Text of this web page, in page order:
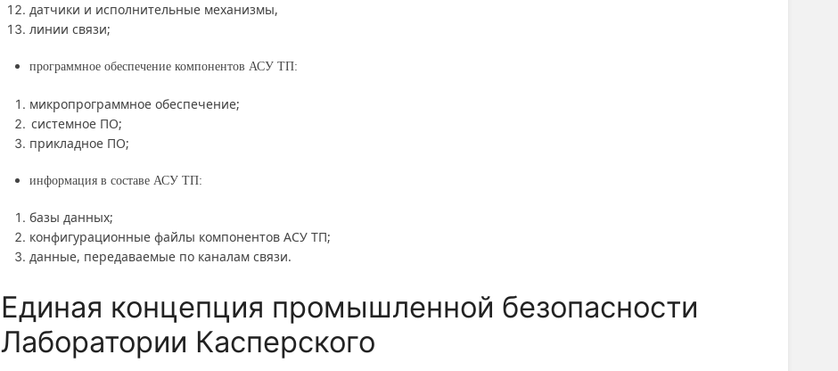
датчики и исполнительные механизмы,
линии связи;
программное обеспечение компонентов АСУ ТП:
микропрограммное обеспечение;
системное ПО;
прикладное ПО;
информация в составе АСУ ТП:
базы данных;
конфигурационные файлы компонентов АСУ ТП;
данные, передаваемые по каналам связи.
Единая концепция промышленной безопасности
Лаборатории Касперского